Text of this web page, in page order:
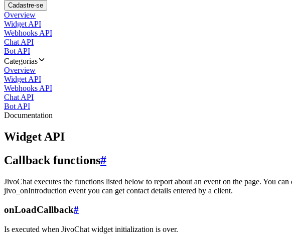
Cadastre-se
Overview
Widget API
Webhooks API
Chat API
Bot API
Categorias
Overview
Widget API
Webhooks API
Chat API
Bot API
Documentation
Widget API
Callback functions#
JivoChat executes the functions listed below to report about an event on the page. You
jivo_onIntroduction event you can get contact details entered by a client.
onLoadCallback#
Is executed when JivoChat widget initialization is over.